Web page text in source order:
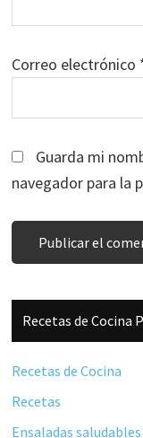
Correo electrónico
Guarda mi
navegador para la
Barra
lateral
principal
Recetas de Cocina
Recetas de Cocina
Recetas
Ensaladas saludables